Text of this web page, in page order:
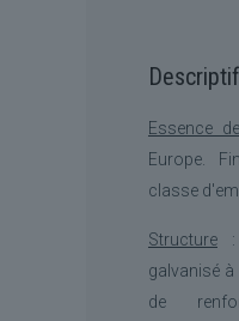
Essence
Europe.
classe
Structure:
galvanisé
de